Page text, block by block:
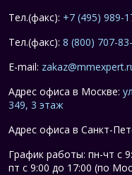
Тел.(факс): +7 (495) 989-
Тел.(факс): 8 (800) 707-
E-mail:
Адрес офиса в Москве:
349, 3 этаж
Адрес офиса в Санкт-
График работы: пн-чт с
пт с 9:00 до 17:00 (по